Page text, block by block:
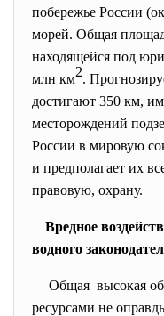
побережье России
морей. Общая
находящейся под
млн км2.
достигают 350 км,
месторождений
России в мировую
и предполагает их
правовую, охрану.
Вредное
водного
Общая высокая
ресурсами не